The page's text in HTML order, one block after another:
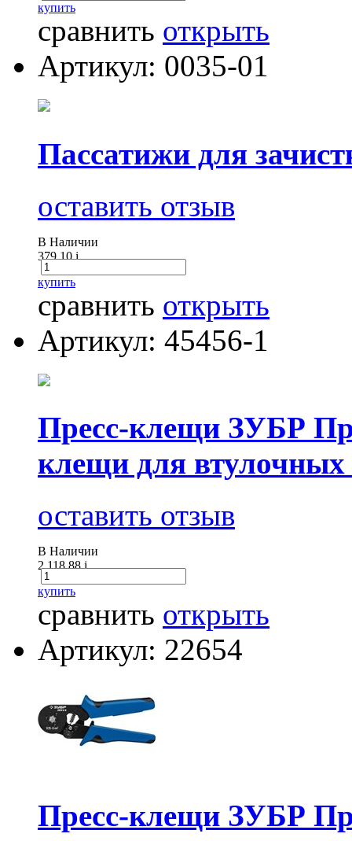
купить
сравнить открыть
Артикул: 0035-01
Пассатижи для
оставить отзыв
В Наличии
379.10i
купить
сравнить открыть
Артикул: 45456-1
Пресс-клещи ЗУБР
клещи для
оставить отзыв
В Наличии
2 118.88i
купить
сравнить открыть
Артикул: 22654
Пресс-клещи ЗУБР